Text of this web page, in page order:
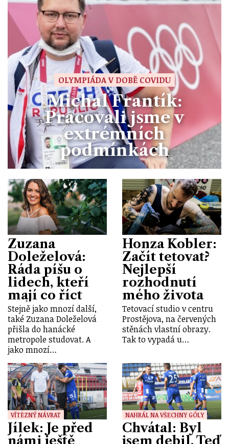
OLYMPIÁDA V DOBĚ COVIDU
Michal Frantík:
Pracovali jsme v
extrémních
podmínkách
Zuzana
Doleželová:
Ráda píšu o
lidech, kteří
mají co říct
Stejně jako mnozí další,
také Zuzana Doleželová
přišla do hanácké
metropole studovat. A
jako mnozí…
Honza Kobler:
Začít tetovat?
Nejlepší
rozhodnutí
mého života
Tetovací studio v centru
Prostějova, na červených
stěnách vlastní obrazy.
Tak to vypadá u…
VÍTĚZNÝ NÁVRAT
Jílek: Je před
námi ještě
NAHRÁL NA VŠECHNY GÓLY
Chvátal: Byl
jsem debil. Teď